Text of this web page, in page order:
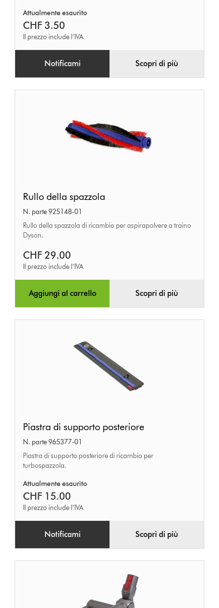
Attualmente esaurito
CHF 3.50
Il prezzo include l’IVA
Notificami Scopri di più
della
spazzola
Rullo della spazzola
N. parte 925148-01
Rullo della spazzola di ricambio per aspirapolvere a traino
Dyson.
CHF 29.00
Il prezzo include l’IVA
Aggiungi al carrello Scopri di più
di
supporto
posteriore
Piastra di supporto posteriore
N. parte 965377-01
Piastra di supporto posteriore di ricambio per
turbospazzola.
Attualmente esaurito
CHF 15.00
Il prezzo include l’IVA
Notificami Scopri di più